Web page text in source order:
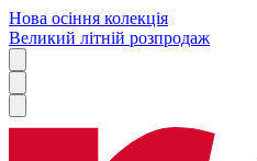
Нова осіння колекція
Великий літній розпродаж